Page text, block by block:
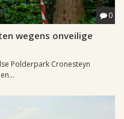
0
wegens onveilige
Polderpark Cronesteyn